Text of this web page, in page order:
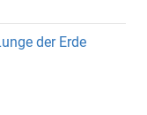
der Erde